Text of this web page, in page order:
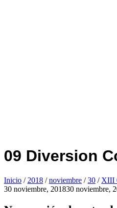
09 Diversion
Inicio / 2018 / noviembre / 30 / XIII
30 noviembre, 201830 noviembre,